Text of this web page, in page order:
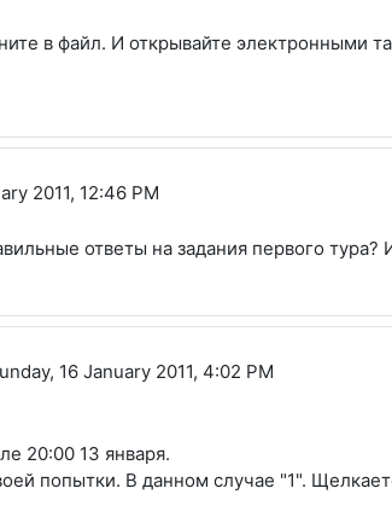
в файл. И открывайте
2011, 12:46 PM
ответы на задания первого
16 January 2011, 4:02 PM
20:00 13 января.
попытки. В данном случае "1".